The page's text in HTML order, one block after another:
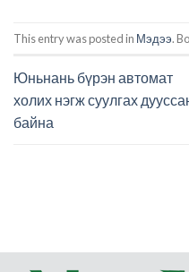
This entry was posted in Мэдээ.
Юньнань бүрэн автомат
холих нэгж суулгах
байна